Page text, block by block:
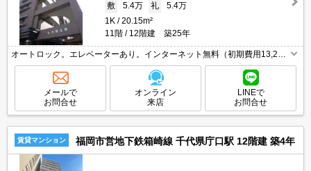
敷
5.4万 礼
5.4万
1K
20.15m²
11階
12階建 築25年
オートロック。エレベーターあり。インターネット無料（初期費用13,200
円）。
メールで
お問合せ
オンライン
来店
LINEで
お問合せ
賃貸マンション 福岡市営地下鉄箱崎線 千代県庁口駅 12階建 築4年